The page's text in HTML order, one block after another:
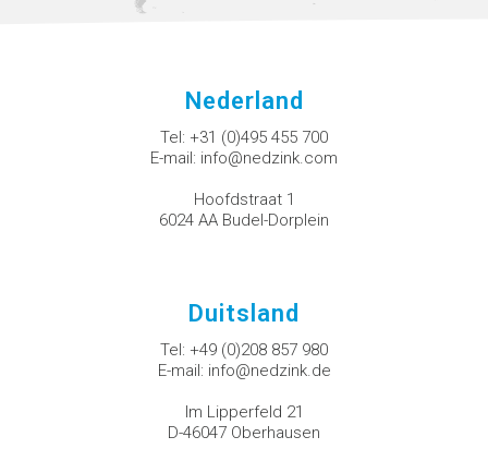
Nederland
Tel: +31 (0)495 455 700
E-mail: info@nedzink.com
Hoofdstraat 1
6024 AA Budel-Dorplein
Duitsland
Tel: +49 (0)208 857 980
E-mail: info@nedzink.de
Im Lipperfeld 21
D-46047 Oberhausen